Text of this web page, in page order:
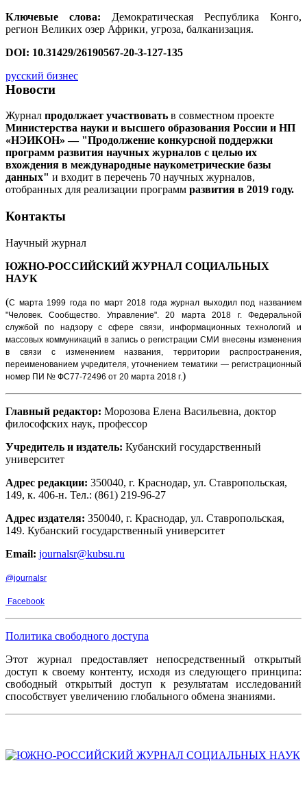
Ключевые слова: Демократическая Республика Конго,
регион Великих озер Африки, угроза, балканизация.
DOI: 10.31429/26190567-20-3-127-135
русский бизнес
Новости
Журнал продолжает участвовать в совместном проекте
Министерства науки и высшего образования России и НП
«НЭИКОН» — "Продолжение конкурсной поддержки
программ развития научных журналов с целью их
вхождения в международные наукометрические базы
данных" и входит в перечень 70 научных журналов,
отобранных для реализации программ развития в 2019 году.
Контакты
Научный журнал
ЮЖНО-РОССИЙСКИЙ ЖУРНАЛ СОЦИАЛЬНЫХ
НАУК
(С марта 1999 года по март 2018 года журнал выходил под названием
"Человек. Сообщество. Управление".20 марта 2018 г. Федеральной
службой по надзору с сфере связи, информационных технологий и
массовых коммуникаций в запись о регистрации СМИ внесены изменения
в связи с изменением названия, территории распространения,
переименованием учредителя, уточнением тематики — регистрационный
номер ПИ № ФС77-72496 от 20 марта 2018 г.)
Главный редактор: Морозова Елена Васильевна, доктор
философских наук, профессор
Учредитель и издатель: Кубанский государственный
университет
Адрес редакции: 350040, г. Краснодар, ул. Ставропольская,
149, к. 406-н. Тел.: (861) 219-96-27
Адрес издателя: 350040, г. Краснодар, ул. Ставропольская,
149. Кубанский государственный университет
Email: journalsr@kubsu.ru
@journalsr
Facebook
Политика свободного доступа
Этот журнал предоставляет непосредственный открытый
доступ к своему контенту, исходя из следующего принципа:
свободный открытый доступ к результатам исследований
способствует увеличению глобального обмена знаниями.